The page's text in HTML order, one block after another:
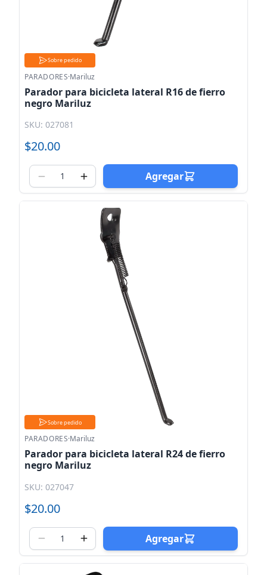
Sobre pedido
PARADORES·Mariluz
Parador para bicicleta lateral R16 de fierro
negro Mariluz
SKU: 027081
$20.00
Agregar
Sobre pedido
PARADORES·Mariluz
Parador para bicicleta lateral R24 de fierro
negro Mariluz
SKU: 027047
$20.00
Agregar